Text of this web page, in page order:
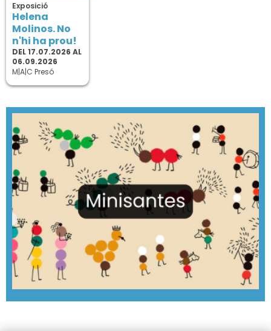
Exposició
Helena
Molinos. No
n'hi ha prou!
DEL 17.07.2026 AL
06.09.2026
M|A|C Presó